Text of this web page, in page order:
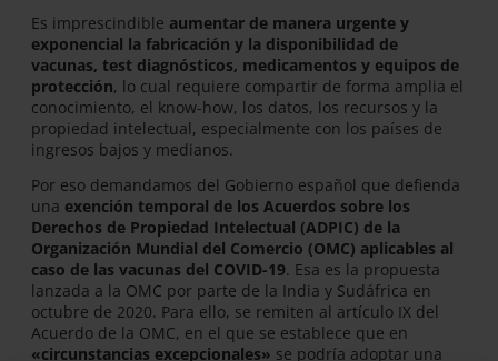
Es imprescindible aumentar de manera urgente y
exponencial la fabricación y la disponibilidad de
vacunas, test diagnósticos, medicamentos y equipos de
protección, lo cual requiere compartir de forma amplia el
conocimiento, el know-how, los datos, los recursos y la
propiedad intelectual, especialmente con los países de
ingresos bajos y medianos.
Por eso demandamos del Gobierno español que defienda
una exención temporal de los Acuerdos sobre los
Derechos de Propiedad Intelectual (ADPIC) de la
Organización Mundial del Comercio (OMC) aplicables al
caso de las vacunas del COVID-19. Esa es la propuesta
lanzada a la OMC por parte de la India y Sudáfrica en
octubre de 2020. Para ello, se remiten al artículo IX del
Acuerdo de la OMC, en el que se establece que en
«circunstancias excepcionales» se podría adoptar una